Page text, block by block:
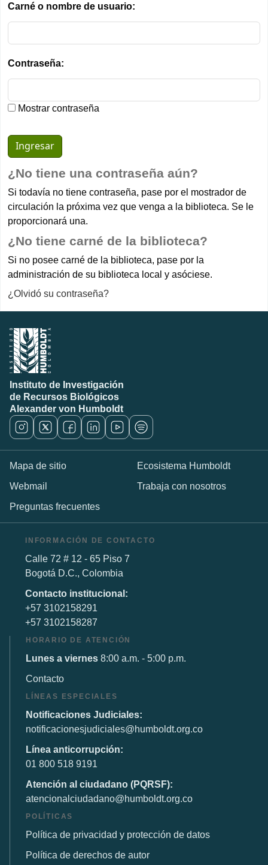
Carné o nombre de usuario:
Contraseña:
Mostrar contraseña
¿No tiene una contraseña aún?
Si todavía no tiene contraseña, pase por el mostrador de
circulación la próxima vez que venga a la biblioteca. Se le
proporcionará una.
¿No tiene carné de la biblioteca?
Si no posee carné de la biblioteca, pase por la
administración de su biblioteca local y asóciese.
¿Olvidó su contraseña?
Instituto de Investigación
de Recursos Biológicos
Alexander von Humboldt
Mapa de sitio
Ecosistema Humboldt
Webmail
Trabaja con nosotros
Preguntas frecuentes
INFORMACIÓN DE CONTACTO
Calle 72 # 12 - 65 Piso 7
Bogotá D.C., Colombia
Contacto institucional:
+57 3102158291
+57 3102158287
HORARIO DE ATENCIÓN
Lunes a viernes 8:00 a.m. - 5:00 p.m.
Contacto
LÍNEAS ESPECIALES
Notificaciones Judiciales:
notificacionesjudiciales@humboldt.org.co
Línea anticorrupción:
01 800 518 9191
Atención al ciudadano (PQRSF):
atencionalciudadano@humboldt.org.co
POLÍTICAS
Política de privacidad y protección de datos
Política de derechos de autor